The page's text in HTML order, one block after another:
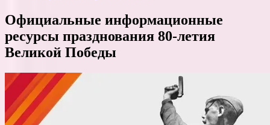
Официальные информационные
ресурсы празднования 80-летия
Великой Победы